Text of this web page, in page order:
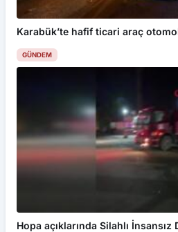
Karabük’te hafif ticari araç
GÜNDEM
Hopa açıklarında Silahlı İnsansız